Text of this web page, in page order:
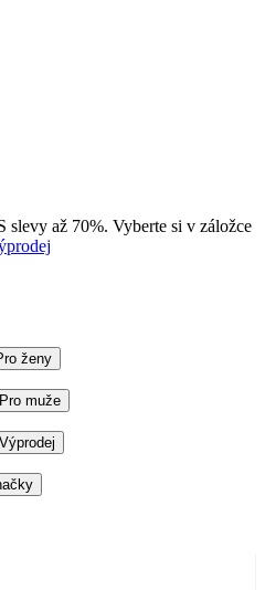
až 70%. Vyberte si v záložce
ženy
muže